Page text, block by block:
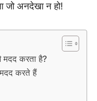
अनदेखा न हो!
करता है?
करते हैं